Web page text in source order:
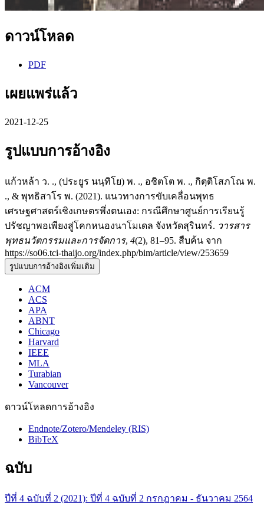
ดาวน์โหลด
PDF
เผยแพร่แล้ว
2021-12-25
รูปแบบการอ้างอิง
แก้วหล้า ว. ., (ประยูร นนฺทิโย) พ. ., อชิตโต พ. ., กิตฺติโสภโณ พ.
., & พุทธิสาโร พ. (2021). แนวทางการขับเคลื่อนพุทธ
เศรษฐศาสตร์เชิงเกษตรพึ่งตนเอง: กรณีศึกษาศูนย์การเรียนรู้
ปรัชญาพอเพียงสู่โคกหนองนาโมเดล จังหวัดสุรินทร์. วารสาร
พุทธนวัตกรรมและการจัดการ, 4(2), 81–95. สืบค้น จาก
https://so06.tci-thaijo.org/index.php/bim/article/view/253659
รูปแบบการอ้างอิงเพิ่มเติม
ACM
ACS
APA
ABNT
Chicago
Harvard
IEEE
MLA
Turabian
Vancouver
ดาวน์โหลดการอ้างอิง
Endnote/Zotero/Mendeley (RIS)
BibTeX
ฉบับ
ปีที่ 4 ฉบับที่ 2 (2021): ปีที่ 4 ฉบับที่ 2 กรกฎาคม - ธันวาคม 2564